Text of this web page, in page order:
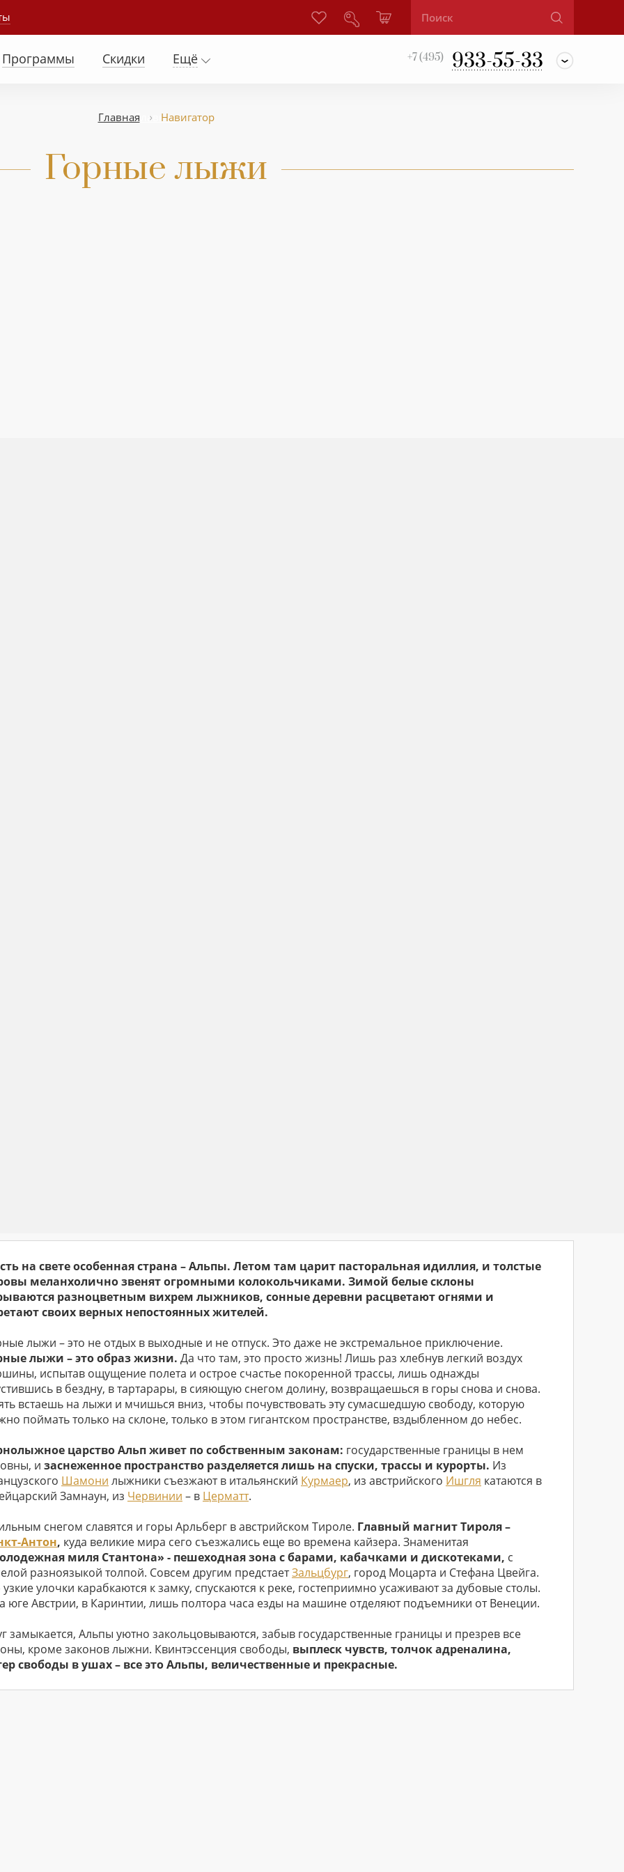
Программы Скидки Ещё +7 (495) 933-55-33
Главная
Главная Навигатор
Горные лыжи
на свете особенная страна – Альпы. Летом там царит пасторальная идиллия, и толстые
меланхолично звенят огромными колокольчиками. Зимой белые склоны
разноцветным вихрем лыжников, сонные деревни расцветают огнями и
своих верных непостоянных жителей.
лыжи – это не отдых в выходные и не отпуск. Это даже не экстремальное приключение.
лыжи – это образ жизни. Да что там, это просто жизнь! Лишь раз хлебнув легкий воздух
испытав ощущение полета и острое счастье покоренной трассы, лишь однажды
в бездну, в тартарары, в сияющую снегом долину, возвращаешься в горы снова и снова.
встаешь на лыжи и мчишься вниз, чтобы почувствовать эту сумасшедшую свободу, которую
поймать только на склоне, только в этом гигантском пространстве, вздыбленном до небес.
царство Альп живет по собственным законам: государственные границы в нем
и заснеженное пространство разделяется лишь на спуски, трассы и курорты. Из
Шамони лыжники съезжают в итальянский Курмаер, из австрийского Ишгля катаются в
Замнаун, из Червинии – в Церматт.
снегом славятся и горы Арльберг в австрийском Тироле. Главный магнит Тироля –
Антон, куда великие мира сего съезжались еще во времена кайзера. Знаменитая
миля Стантона» - пешеходная зона с барами, кабачками и дискотеками, с
разноязыкой толпой. Совсем другим предстаетЗальцбург, город Моцарта и Стефана Цвейга.
узкие улочки карабкаются к замку, спускаются к реке, гостеприимно усаживают за дубовые столы.
юге Австрии, в Каринтии, лишь полтора часа езды на машине отделяют подъемники от Венеции.
замыкается, Альпы уютно закольцовываются, забыв государственные границы и презрев все
кроме законов лыжни. Квинтэссенция свободы, выплеск чувств, толчок адреналина,
свободы в ушах – все это Альпы, величественные и прекрасные.